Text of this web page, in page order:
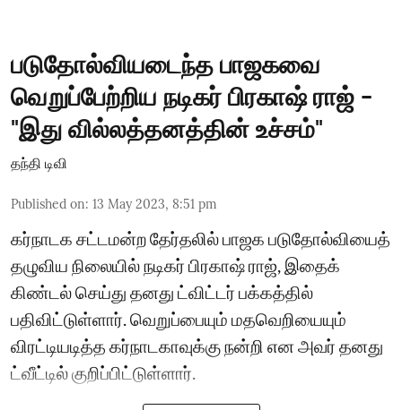
படுதோல்வியடைந்த பாஜகவை
வெறுப்பேற்றிய நடிகர் பிரகாஷ் ராஜ் -
"இது வில்லத்தனத்தின் உச்சம்"
தந்தி டிவி
Published on: 13 May 2023, 8:51 pm
கர்நாடக சட்டமன்ற தேர்தலில் பாஜக படுதோல்வியைத்
தழுவிய நிலையில் நடிகர் பிரகாஷ் ராஜ், இதைக்
கிண்டல் செய்து தனது ட்விட்டர் பக்கத்தில்
பதிவிட்டுள்ளார். வெறுப்பையும் மதவெறியையும்
விரட்டியடித்த கர்நாடகாவுக்கு நன்றி என அவர் தனது
ட்வீட்டில் குறிப்பிட்டுள்ளார்.